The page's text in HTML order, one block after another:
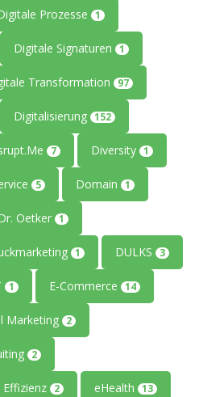
Prozesse 1
Digitale Signaturen 1
Transformation 97
Digitalisierung 152
7 Diversity 1
5 Domain 1
Oetker 1
1 DULKS 3
1 E-Commerce 14
Marketing 2
2
Effizienz 2 eHealth 13